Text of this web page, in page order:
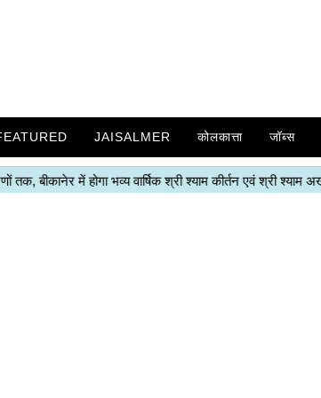
JAISALMER कोलकात्ता जॉब्स